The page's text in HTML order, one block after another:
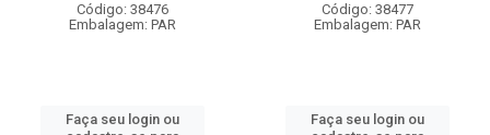
Código: 38476
Embalagem: PAR
Faça seu login ou
Código: 38477
Embalagem: PAR
Faça seu login ou